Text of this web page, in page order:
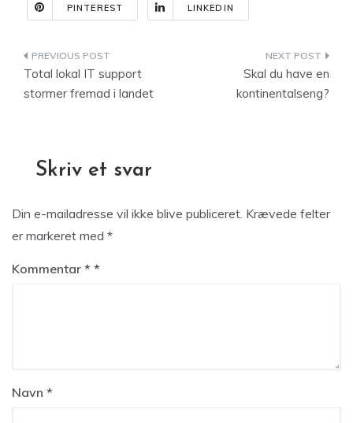
PINTEREST LINKEDIN
Indlægsnavigation
Total lokal IT support
stormer fremad i landet
Skal du have en
kontinentalseng?
Skriv et svar
Din e-mailadresse vil ikke blive publiceret. Krævede felter
er markeret med *
Kommentar *
Navn *